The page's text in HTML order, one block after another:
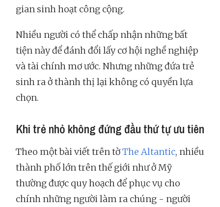
gian sinh hoạt công cộng.
Nhiều người có thể chấp nhận những bất
tiện này để đánh đổi lấy cơ hội nghề nghiệp
và tài chính mơ ước. Nhưng những đứa trẻ
sinh ra ở thành thị lại không có quyền lựa
chọn.
Khi trẻ nhỏ không đứng đầu thứ tự ưu tiên
Theo một bài viết trên tờThe Altantic, nhiều
thành phố lớn trên thế giới như ở Mỹ
thường được quy hoạch để phục vụ cho
chính những người làm ra chúng - người